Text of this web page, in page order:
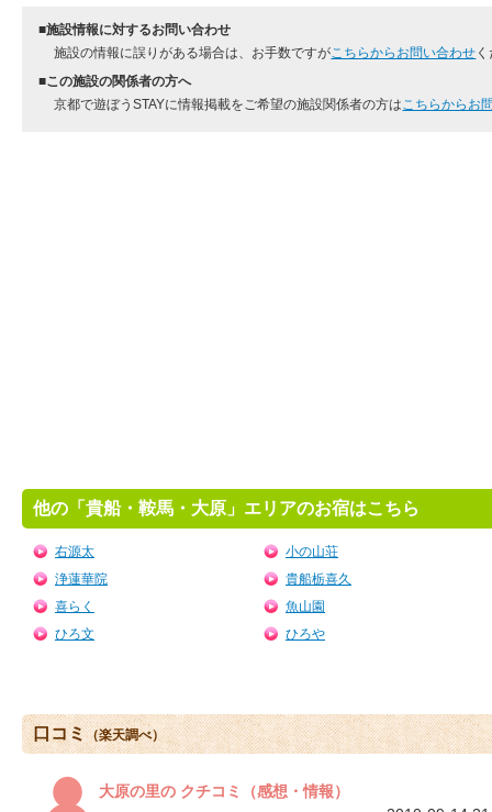
■施設情報に対するお問い合わせ
施設の情報に誤りがある場合は、お手数ですがこちらからお問い合わせ
■この施設の関係者の方へ
京都で遊ぼうSTAYに情報掲載をご希望の施設関係者の方はこちらからお
他の「貴船・鞍馬・大原」エリアのお宿はこちら
右源太
小の山荘
浄蓮華院
貴船栃喜久
喜らく
魚山園
ひろ文
ひろや
口コミ（楽天調べ）
大原の里の クチコミ（感想・情報）